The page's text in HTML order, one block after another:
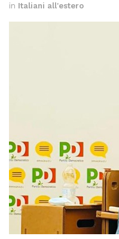
in Italiani all'estero